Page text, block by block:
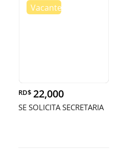
RD$ 22,000
SE SOLICITA SECRETARIA